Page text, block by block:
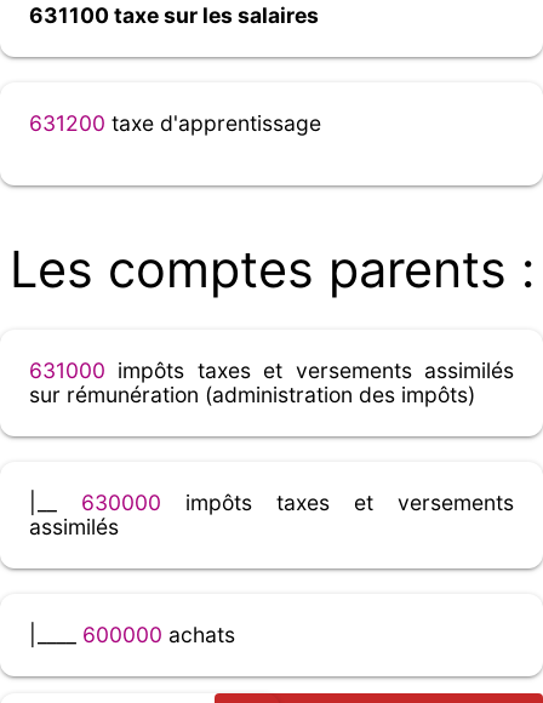
631100 taxe sur les salaires
631200 taxe d'apprentissage
Les comptes parents :
631000 impôts taxes et versements assimilés
sur rémunération (administration des impôts)
630000 impôts taxes et versements
assimilés
600000 achats